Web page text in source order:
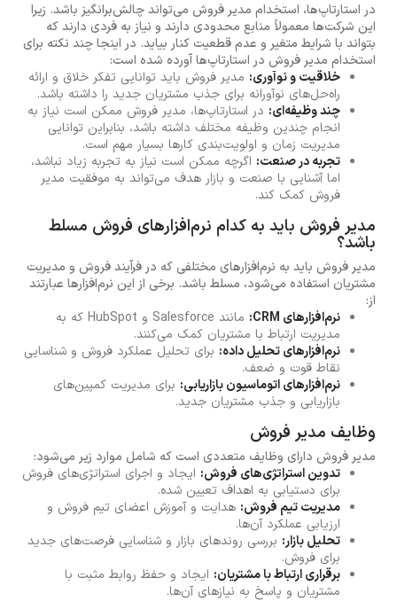
در استارتاپ‌ها، استخدام مدیر فروش می‌تواند چالش‌برانگیز باشد. زیرا
این شرکت‌ها معمولاً منابع محدودی دارند و نیاز به فردی دارند که
بتواند با شرایط متغیر و عدم قطعیت کنار بیاید. در اینجا چند نکته برای
استخدام مدیر فروش در استارتاپ‌ها آورده شده است:
خلاقیت و نوآوری: مدیر فروش باید توانایی تفکر خلاق و ارائه
راه‌حل‌های نوآورانه برای جذب مشتریان جدید را داشته باشد.
چند وظیفه‌ای: در استارتاپ‌ها، مدیر فروش ممکن است نیاز به
انجام چندین وظیفه مختلف داشته باشد، بنابراین توانایی
مدیریت زمان و اولویت‌بندی کارها بسیار مهم است.
تجربه در صنعت: اگرچه ممکن است نیاز به تجربه زیاد نباشد،
اما آشنایی با صنعت و بازار هدف می‌تواند به موفقیت مدیر
فروش کمک کند.
مدیر فروش باید به کدام نرم‌افزارهای فروش مسلط
باشد؟
مدیر فروش باید به نرم‌افزارهای مختلفی که در فرآیند فروش و مدیریت
مشتریان استفاده می‌شود، مسلط باشد. برخی از این نرم‌افزارها عبارتند
از:
نرم‌افزارهای CRM:
مانند Salesforce و HubSpot که به
مدیریت ارتباط با مشتریان کمک می‌کنند.
نرم‌افزارهای تحلیل داده: برای تحلیل عملکرد فروش و شناسایی
نقاط قوت و ضعف.
نرم‌افزارهای اتوماسیون بازاریابی: برای مدیریت کمپین‌های
بازاریابی و جذب مشتریان جدید.
وظایف مدیر فروش
مدیر فروش دارای وظایف متعددی است که شامل موارد زیر می‌شود:
تدوین استراتژی‌های فروش: ایجاد و اجرای استراتژی‌های فروش
برای دستیابی به اهداف تعیین شده.
مدیریت تیم فروش: هدایت و آموزش اعضای تیم فروش و
ارزیابی عملکرد آن‌ها.
تحلیل بازار: بررسی روندهای بازار و شناسایی فرصت‌های جدید
برای فروش.
برقراری ارتباط با مشتریان: ایجاد و حفظ روابط مثبت با
مشتریان و پاسخ به نیازهای آن‌ها.